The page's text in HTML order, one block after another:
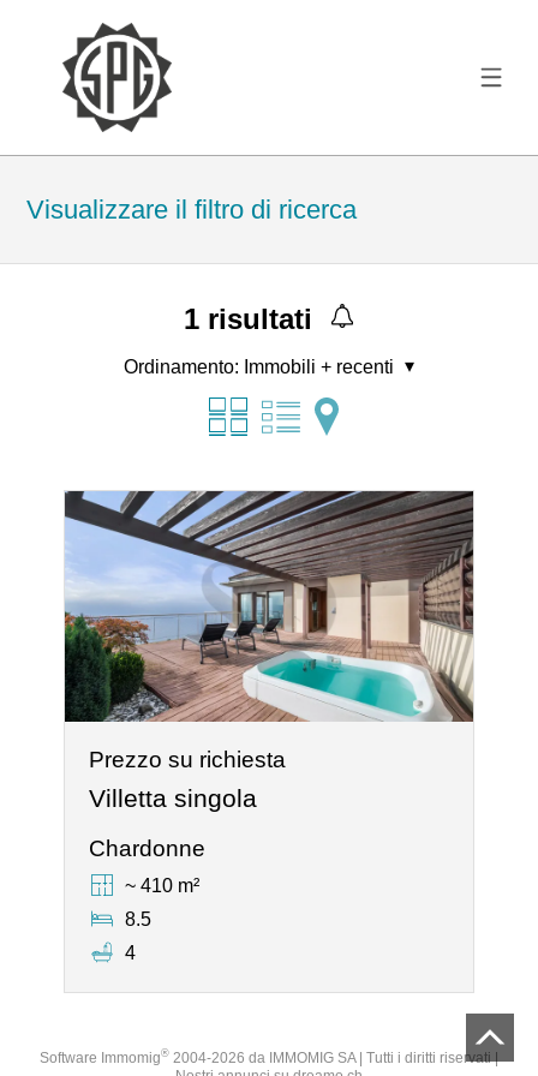
Visualizzare il filtro di ricerca
1risultati
Ordinamento: Immobili + recenti
Prezzo su richiesta
Villetta singola
Chardonne
~ 410 m²
8.5
4
Software Immomig® 2004-2026 da IMMOMIG SA | Tutti i diritti riservati |